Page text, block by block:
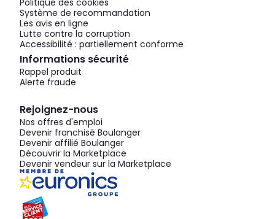
Système de recommandation
Les avis en ligne
Lutte contre la corruption
Accessibilité : partiellement conforme
Informations sécurité
Rappel produit
Alerte fraude
Rejoignez-nous
Nos offres d'emploi
Devenir franchisé Boulanger
Devenir affilié Boulanger
Découvrir la Marketplace
Devenir vendeur sur la Marketplace